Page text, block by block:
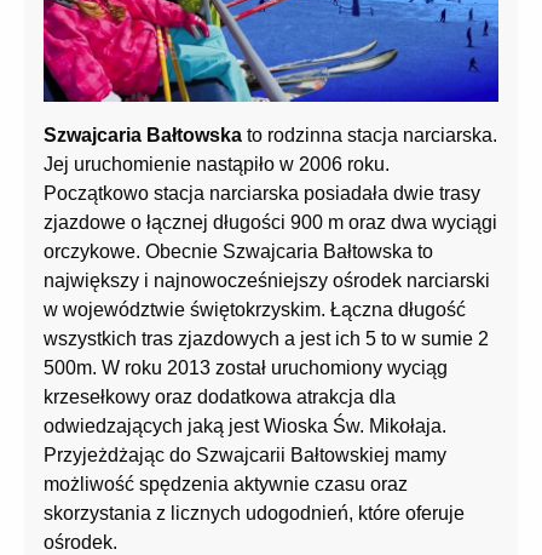
Szwajcaria Bałtowska to rodzinna stacja narciarska.
Jej uruchomienie nastąpiło w 2006 roku.
Początkowo stacja narciarska posiadała dwie trasy
zjazdowe o łącznej długości 900 m oraz dwa wyciągi
orczykowe. Obecnie Szwajcaria Bałtowska to
największy i najnowocześniejszy ośrodek narciarski
w województwie świętokrzyskim. Łączna długość
wszystkich tras zjazdowych a jest ich 5 to w sumie 2
500m. W roku 2013 został uruchomiony wyciąg
krzesełkowy oraz dodatkowa atrakcja dla
odwiedzających jaką jest Wioska Św. Mikołaja.
Przyjeżdżając do Szwajcarii Bałtowskiej mamy
możliwość spędzenia aktywnie czasu oraz
skorzystania z licznych udogodnień, które oferuje
ośrodek.